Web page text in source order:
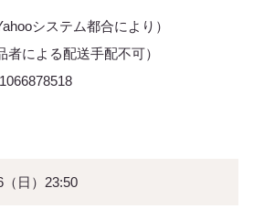
システム都合により）
者による配送手配不可）
日）23:50